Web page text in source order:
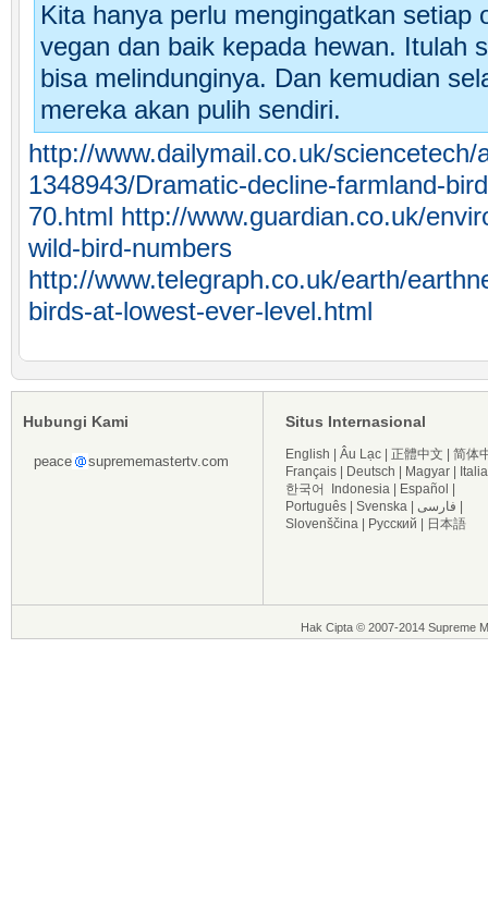
Kita hanya perlu mengingatkan setiap
vegan dan baik kepada hewan. Itulah
bisa melindunginya. Dan kemudian
mereka akan pulih sendiri.
http://www.dailymail.co.uk/sciencetech/
1348943/Dramatic-decline-farmland-
70.html http://www.guardian.co.uk/
wild-bird-numbers
http://www.telegraph.co.uk/earth/
birds-at-lowest-ever-level.html
Hubungi Kami
peace suprememastertv.com
Situs Internasional
English Âu Lạc 正體中文
简体
Français
Deutsch Magyar
한국어
Indonesia Español
Português
Svenska فارسی
Slovenščina
Русский 日本語
Hak Cipta © 2007-2014 Supreme